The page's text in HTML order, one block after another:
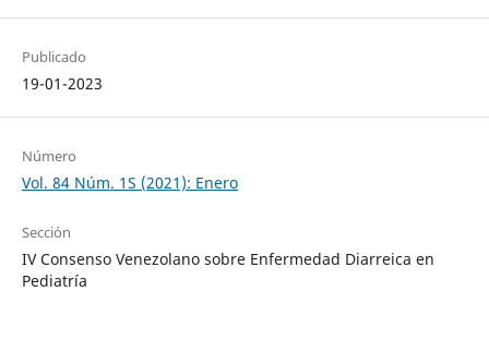
Publicado
19-01-2023
Número
Vol. 84 Núm. 1S (2021): Enero
Sección
IV Consenso Venezolano sobre Enfermedad Diarreica en
Pediatría